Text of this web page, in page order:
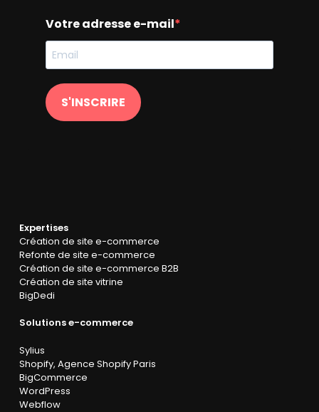
Votre adresse e-mail
S'INSCRIRE
Expertises
Création de site e-commerce
Refonte de site e-commerce
Création de site e-commerce B2B
Création de site vitrine
BigDedi
Solutions e-commerce
Sylius
Shopify, Agence Shopify Paris
BigCommerce
WordPress
Webflow